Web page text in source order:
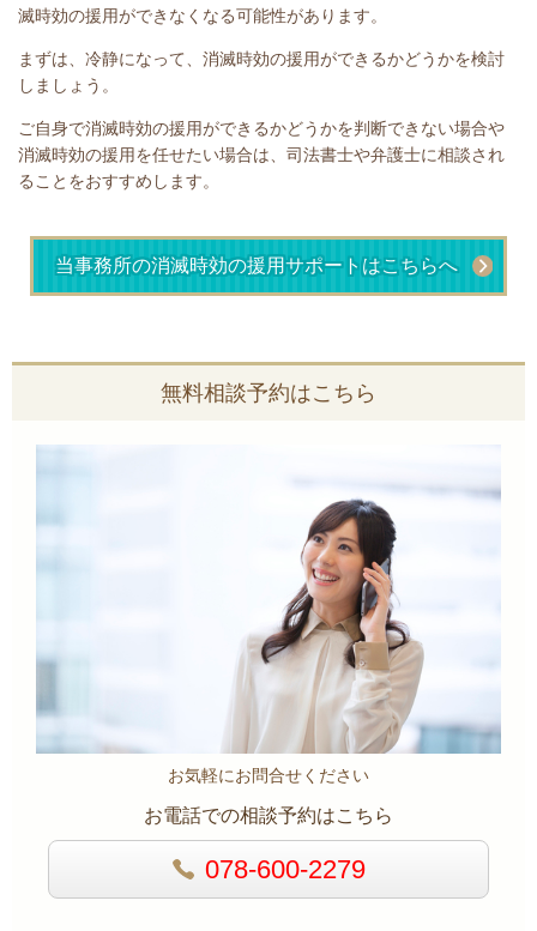
滅時効の援用ができなくなる可能性があります。
まずは、 冷静になって、消滅時効の援用ができるかどうかを検討
しましょう。
ご自身で消滅時効の援用ができるかどうかを判断できない場合や
消滅時効の援用を任せたい場合は、司法書士や弁護士に相談され
ることをおすすめします。
当事務所の消滅時効の援用サポートはこちらへ
無料相談予約はこちら
お気軽にお問合せください
お電話での相談予約はこちら
078-600-2279